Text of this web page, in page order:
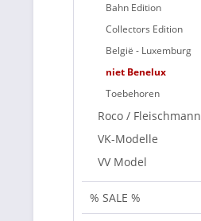
Bahn Edition
Collectors Edition
België - Luxemburg
niet Benelux
Toebehoren
Roco / Fleischmann
VK-Modelle
VV Model
% SALE %